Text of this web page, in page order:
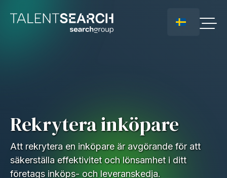
Rekrytera inköpare
Att rekrytera en inköpare är avgörande för att
säkerställa effektivitet och lönsamhet i ditt
företags inköps- och leveranskedja.